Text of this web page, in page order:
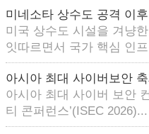
미네소타 상수도 공격 이
미국 상수도 시설을 겨냥
잇따르면서 국가 핵심 인
아시아 최대 사이버보안 축
아시아 최대 사이버 보안
티 콘퍼런스’(ISEC 2026)...